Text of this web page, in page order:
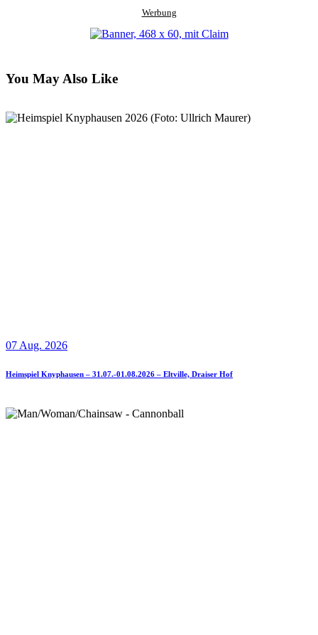
Werbung
You May Also Like
07 Aug. 2026
Heimspiel Knyphausen – 31.07.-01.08.2026 – Eltville, Draiser Hof